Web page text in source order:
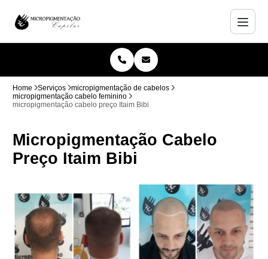
Home Serviços
micropigmentação de cabelos
micropigmentação cabelo feminino
micropigmentação cabelo preço Itaim Bibi
Micropigmentação Cabelo
Preço Itaim Bibi